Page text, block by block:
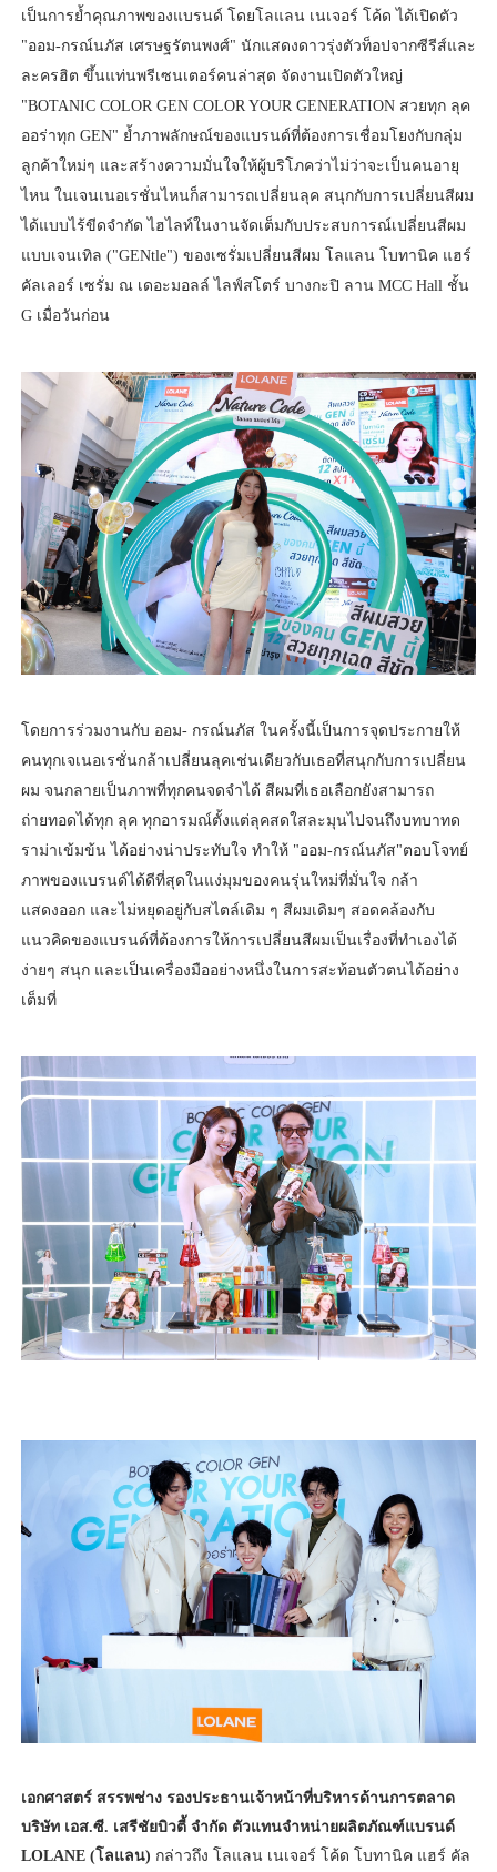
เป็นการย้ำคุณภาพของแบรนด์ โดยโลแลน เนเจอร์ โค้ด ได้เปิดตัว
"ออม-กรณ์นภัส เศรษฐรัตนพงศ์" นักแสดงดาวรุ่งตัวท็อปจากซีรีส์และ
ละครฮิต ขึ้นแท่นพรีเซนเตอร์คนล่าสุด จัดงานเปิดตัวใหญ่
"BOTANIC COLOR GEN COLOR YOUR GENERATION สวยทุก ลุค
ออร่าทุก GEN" ย้ำภาพลักษณ์ของแบรนด์ที่ต้องการเชื่อมโยงกับกลุ่ม
ลูกค้าใหม่ๆ และสร้างความมั่นใจให้ผู้บริโภคว่าไม่ว่าจะเป็นคนอายุ
ไหน ในเจนเนอเรชั่นไหนก็สามารถเปลี่ยนลุค สนุกกับการเปลี่ยนสีผม
ได้แบบไร้ขีดจำกัด ไฮไลท์ในงานจัดเต็มกับประสบการณ์เปลี่ยนสีผม
แบบเจนเทิล ("GENtle") ของเซรั่มเปลี่ยนสีผม โลแลน โบทานิค แฮร์
คัลเลอร์ เซรั่ม ณ เดอะมอลล์ ไลฟ์สโตร์ บางกะปิ ลาน MCC Hall ชั้น
G เมื่อวันก่อน
โดยการร่วมงานกับ ออม- กรณ์นภัส ในครั้งนี้เป็นการจุดประกายให้
คนทุกเจเนอเรชั่นกล้าเปลี่ยนลุคเช่นเดียวกับเธอที่สนุกกับการเปลี่ยน
ผม จนกลายเป็นภาพที่ทุกคนจดจำได้ สีผมที่เธอเลือกยังสามารถ
ถ่ายทอดได้ทุก ลุค ทุกอารมณ์ตั้งแต่ลุคสดใสละมุนไปจนถึงบทบาทด
ราม่าเข้มข้น ได้อย่างน่าประทับใจ ทำให้ "ออม-กรณ์นภัส"ตอบโจทย์
ภาพของแบรนด์ได้ดีที่สุดในแง่มุมของคนรุ่นใหม่ที่มั่นใจ กล้า
แสดงออก และไม่หยุดอยู่กับสไตล์เดิม ๆ สีผมเดิมๆ สอดคล้องกับ
แนวคิดของแบรนด์ที่ต้องการให้การเปลี่ยนสีผมเป็นเรื่องที่ทำเองได้
ง่ายๆ สนุก และเป็นเครื่องมืออย่างหนึ่งในการสะท้อนตัวตนได้อย่าง
เต็มที่
เอกศาสตร์ สรรพช่าง รองประธานเจ้าหน้าที่บริหารด้านการตลาด
บริษัท เอส.ซี. เสรีชัยบิวตี้ จำกัด ตัวแทนจำหน่ายผลิตภัณฑ์แบรนด์
LOLANE (โลแลน) กล่าวถึง โลแลน เนเจอร์ โค้ด โบทานิค แฮร์ คัล